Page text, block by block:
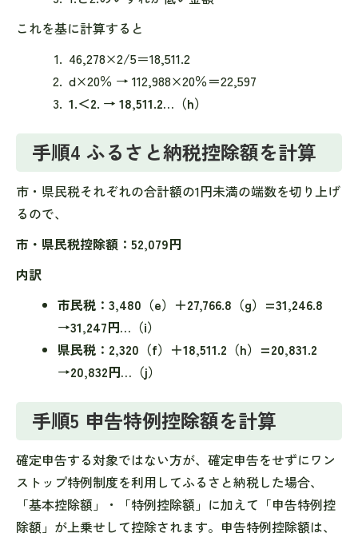
これを基に計算すると
46,278×2/5＝18,511.2
d×20％ → 112,988×20％＝22,597
1.＜2. → 18,511.2…（h）
手順4 ふるさと納税控除額を計算
市・県民税それぞれの合計額の1円未満の端数を切り上げ
るので、
市・県民税控除額：52,079円
内訳
市民税：3,480（e）＋27,766.8（g）=31,246.8
→31,247円…（i）
県民税：2,320（f）＋18,511.2（h）=20,831.2
→20,832円…（j）
手順5 申告特例控除額を計算
確定申告する対象ではない方が、確定申告をせずにワン
ストップ特例制度を利用してふるさと納税した場合、
「基本控除額」・「特例控除額」に加えて「申告特例控
除額」が上乗せして控除されます。申告特例控除額は、